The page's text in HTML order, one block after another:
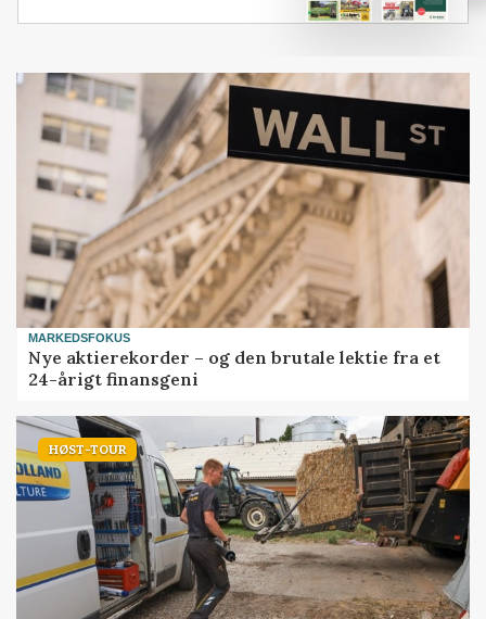
MARKEDSFOKUS
Nye aktierekorder – og den brutale lektie fra et
24-årigt finansgeni
HØST-TOUR